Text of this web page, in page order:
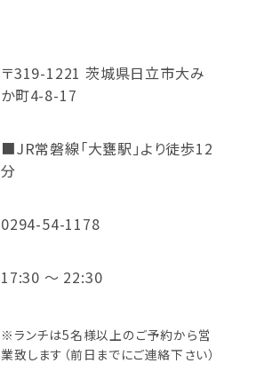
〒319-1221 茨城県日立市大み
か町4-8-17
■JR常磐線「大甕駅」より徒歩12
分
0294-54-1178
17:30 ～ 22:30
※ランチは5名様以上のご予約から営
業致します（前日までにご連絡下さい）